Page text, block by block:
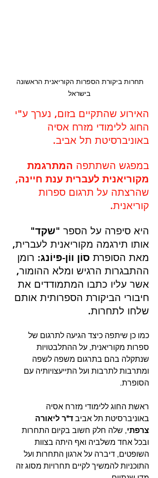
תחרות ביקורת הספרות הקוריאנית הראשונה
בישראל
האירוע שהתקיים בזום, נערך ע"י
החוג ללימודי מזרח אסיה
באוניברסיטת תל אביב.
במפגש השתתפה המתרגמת
מקוריאנית לעברית ענת חיינה,
שהרצתה על תרגום ספרות
קוריאנית.
היא סיפרה על הספר "שקד"
אותו תירגמה מקוריאנית לעברית,
מאת הסופרת סוֹן ווֹן-פּיוֹנג: רומן
ההתבגרות הרגיש ומלא ההומור,
אשר עליו כתבו המתמודדים את
חיבורי הביקורת הספרותית אותם
שלחו לתחרות.
כמו כן שיתפה כיצד הגיעה לתרגום של
ספרות מקוריאנית, על ההתלבטויות
שנתקלה בהם בתרגום משפה לשפה
ומתרבות לתרבות ועל התייעצויותיה עם
הסופרת.
ראשת החוג ללימודי מזרח אסיה
באוניברסיטת תל אביב ד"ר ליאורה
צרפתי, שלה חלק חשוב בקיום התחרות
ובכל אחד משלביה ואף היתה בצוות
השופטים, דיברה על ארגון התחרות ועל
התוכניות להמשיך לקיים תחרויות מסוג זה